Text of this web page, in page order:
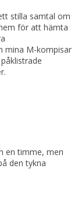
stilla samtal om
för att hämta
mina M-kompisar
en timme, men
den tykna